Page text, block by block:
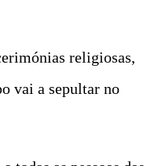
religiosas,
vai a sepultar no